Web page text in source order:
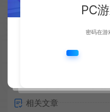
太空飞船4K手机壁纸 遨游星际的视觉盛宴
相关文章
PC
密码在游